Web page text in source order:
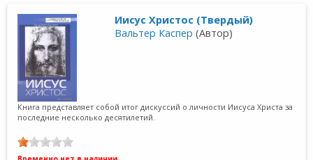
Иисус Христос (Твердый)
Вальтер Каспер (Автор)
Книга представляет собой итог дискуссий о личности Иисуса Христа за
последние несколько десятилетий.